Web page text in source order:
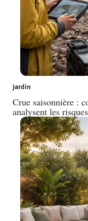
Jardin
Crue saisonnière :
analysent les risques